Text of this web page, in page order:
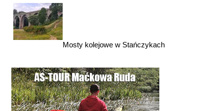
Mosty kolejowe w Stańczykach